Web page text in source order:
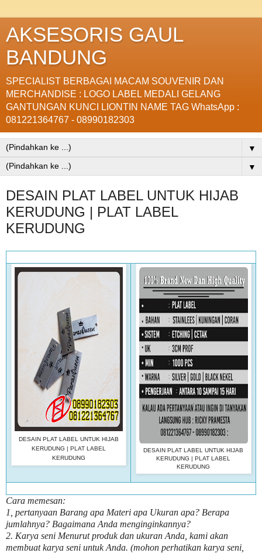
AKSESORIS GAUL
BANDUNG
SPECIALIST BERBAGAI MACAM SOUVENIR DAN
MERCHANDISE : LOGO LABEL MEDALI GELANG
GANTUNGAN KUNCI LIONTIN NAME TAG WhatsApp :
081221364767 - 08990182303
▼
▼
DESAIN PLAT LABEL UNTUK HIJAB
KERUDUNG | PLAT LABEL
KERUDUNG
DESAIN PLAT LABEL UNTUK HIJAB
KERUDUNG | PLAT LABEL
KERUDUNG
DESAIN PLAT LABEL UNTUK HIJAB
KERUDUNG | PLAT LABEL
KERUDUNG
Cara memesan:
1, pertanyaan Barang apa Materi apa Ukuran apa? Berapa
jumlahnya? Bagaimana Anda menginginkannya?
2. Karya seni Menurut produk dan ukuran Anda, kami akan
membuat karya seni untuk Anda. (mohon perhatikan karya seni,